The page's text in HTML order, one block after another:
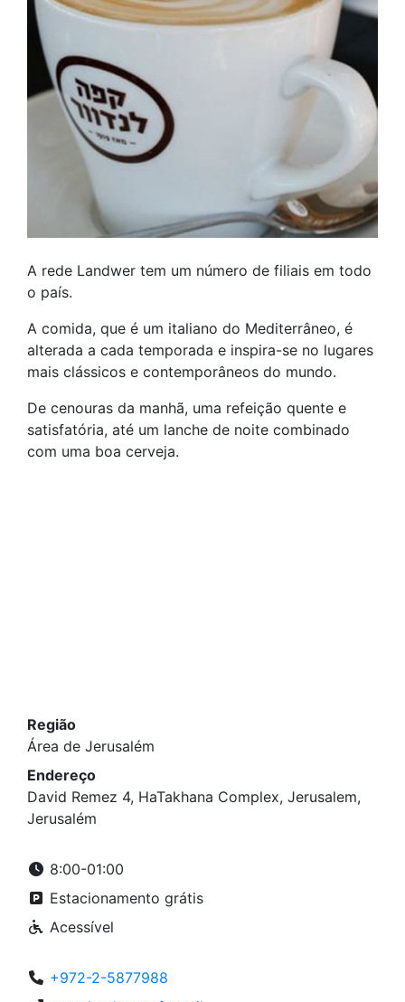
A rede Landwer tem um número de filiais em todo
o país.
A comida, que é um italiano do Mediterrâneo, é
alterada a cada temporada e inspira-se no lugares
mais clássicos e contemporâneos do mundo.
De cenouras da manhã, uma refeição quente e
satisfatória, até um lanche de noite combinado
com uma boa cerveja.
Região
Área de Jerusalém
Endereço
David Remez 4, HaTakhana Complex, Jerusalem,
Jerusalém
8:00-01:00
Estacionamento grátis
Acessível
+972-2-5877988